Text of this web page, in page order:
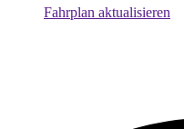
Fahrplan aktualisieren